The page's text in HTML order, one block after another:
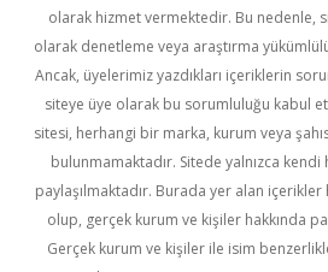
olarak hizmet vermektedir. Bu nedenle,
olarak denetleme veya araştırma
Ancak, üyelerimiz yazdıkları içeriklerin
siteye üye olarak bu sorumluluğu kabul
sitesi, herhangi bir marka, kurum veya
bulunmamaktadır. Sitede yalnızca kendi
paylaşılmaktadır. Burada yer alan
olup, gerçek kurum ve kişiler hakkında
Gerçek kurum ve kişiler ile isim